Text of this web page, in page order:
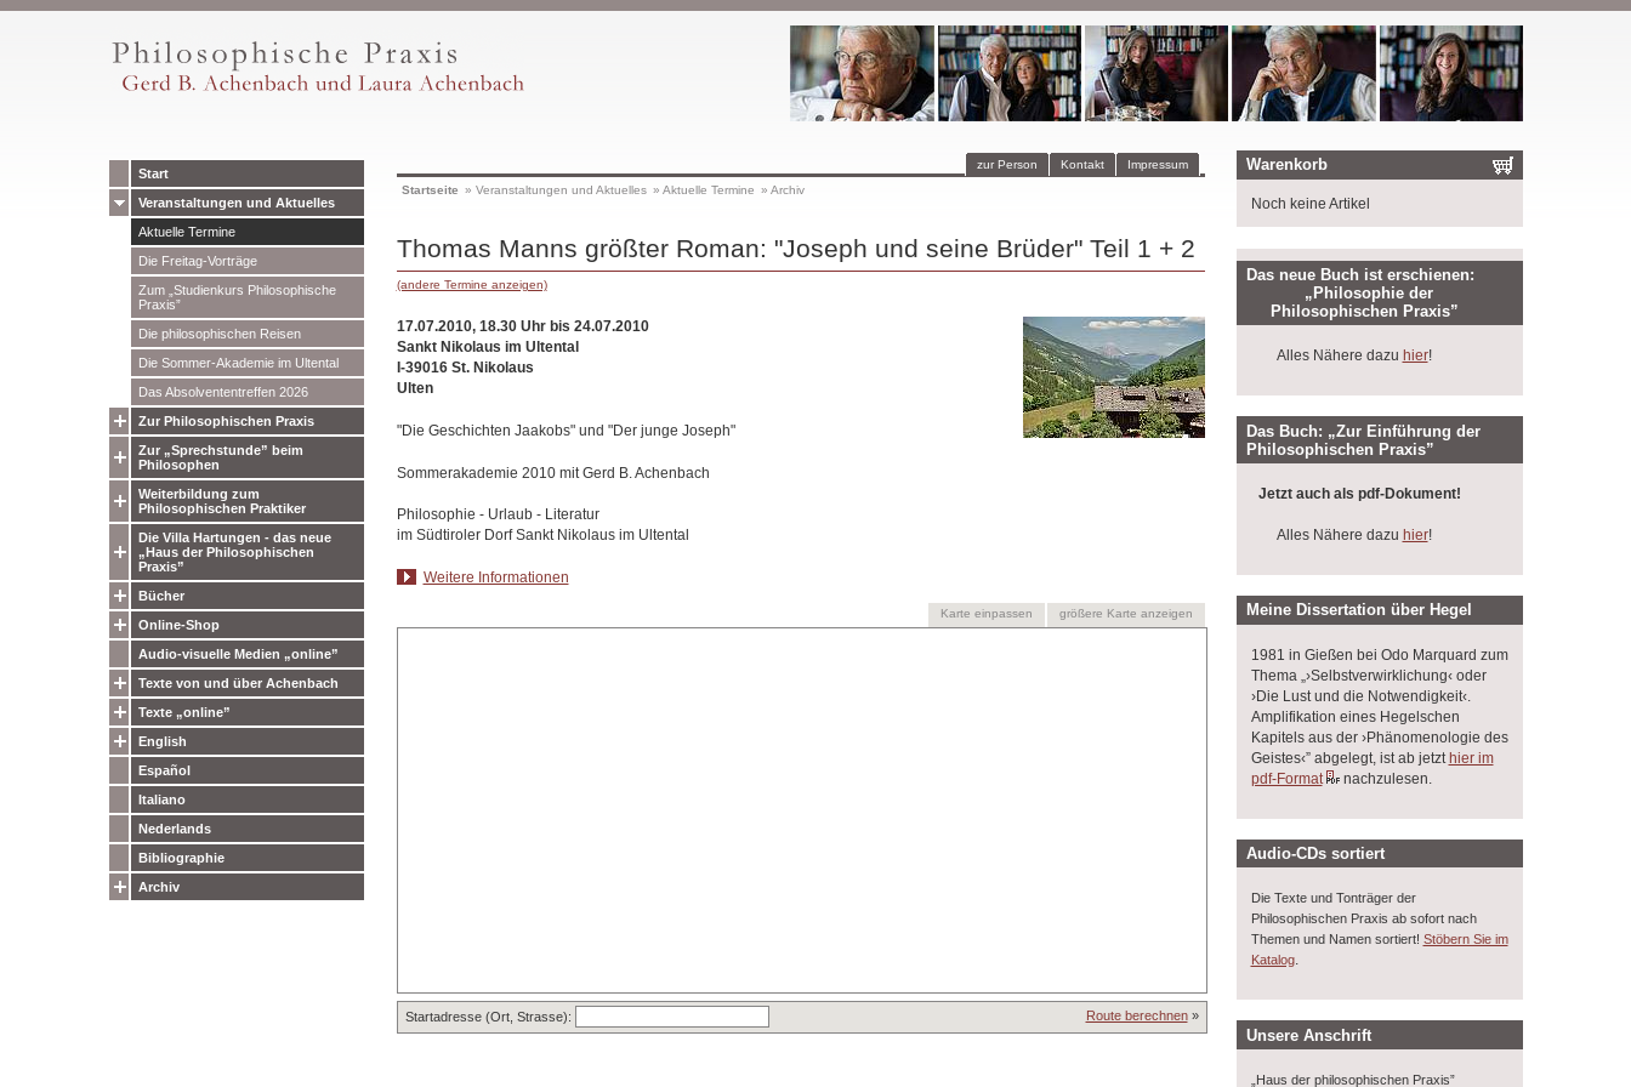
Start
Veranstaltungen und Aktuelles
Aktuelle Termine
Die Freitag-Vorträge
Zum „Studienkurs Philosophische
Praxis”
Die philosophischen Reisen
Die Sommer-Akademie im Ultental
Das Absolvententreffen 2026
Zur Philosophischen Praxis
Zur „Sprechstunde” beim
Philosophen
Weiterbildung zum
Philosophischen Praktiker
Die Villa Hartungen - das neue
„Haus der Philosophischen
Praxis”
Bücher
Online-Shop
Audio-visuelle Medien „online”
Texte von und über Achenbach
Texte „online”
English
Español
Italiano
Nederlands
Bibliographie
Archiv
Impressum
Kontakt
zur Person
Startseite » Veranstaltungen und Aktuelles » Aktuelle Termine » Archiv
Thomas Manns größter Roman: "Joseph und seine Brüder" Teil 1 + 2
(andere Termine anzeigen)
17.07.2010, 18.30 Uhr bis 24.07.2010
Sankt Nikolaus im Ultental
I-39016 St. Nikolaus
Ulten
"Die Geschichten Jaakobs" und "Der junge Joseph"
Sommerakademie 2010 mit Gerd B. Achenbach
Philosophie - Urlaub - Literatur
im Südtiroler Dorf Sankt Nikolaus im Ultental
Weitere Informationen
größere Karte anzeigen
Karte einpassen
Startadresse (Ort, Strasse): Route berechnen»
Warenkorb
Noch keine Artikel
Das neue Buch ist erschienen:
„Philosophie der
Philosophischen Praxis”
Alles Nähere dazu hier!
Das Buch: „Zur Einführung der
Philosophischen Praxis”
Jetzt auch als pdf-Dokument!
Alles Nähere dazu hier!
Meine Dissertation über Hegel
1981 in Gießen bei Odo Marquard zum
Thema „›Selbstverwirklichung‹ oder
›Die Lust und die Notwendigkeit‹.
Amplifikation eines Hegelschen
Kapitels aus der ›Phänomenologie des
Geistes‹” abgelegt, ist ab jetzt hier im
pdf-Format
nachzulesen.
Audio-CDs sortiert
Die Texte und Tonträger der
Philosophischen Praxis ab sofort nach
Themen und Namen sortiert! Stöbern Sie im
Katalog.
Unsere Anschrift
„Haus der philosophischen Praxis”